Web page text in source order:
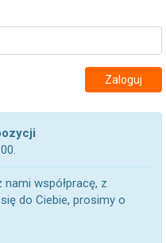
Zaloguj
nami współpracę, z
do Ciebie, prosimy o